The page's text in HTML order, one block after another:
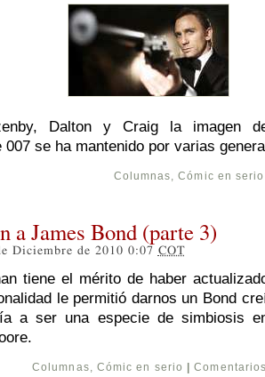
Dalton y Craig la imagen
007 se ha mantenido por varias
Columnas,Cómic en serio
a James Bond (parte 3)
Diciembre de 2010 0:07 COT
tiene el mérito de haber
le permitió darnos un Bond
a ser una especie de simbiosis
Columnas, Cómic en serio